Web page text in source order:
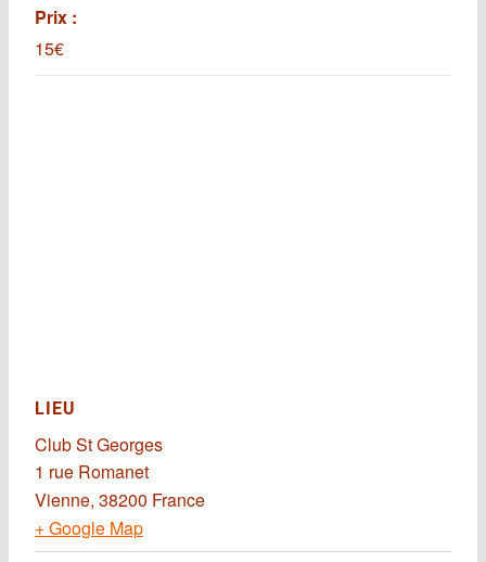
Prix :
15€
LIEU
Club St Georges
1 rue Romanet
Vienne, 38200 France
+ Google Map